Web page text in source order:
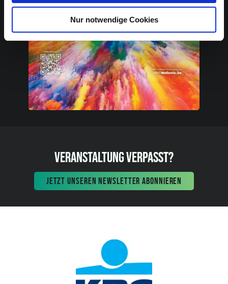
Nur notwendige Cookies
VERANSTALTUNG VERPASST?
JETZT UNSEREN NEWSLETTER ABONNIEREN